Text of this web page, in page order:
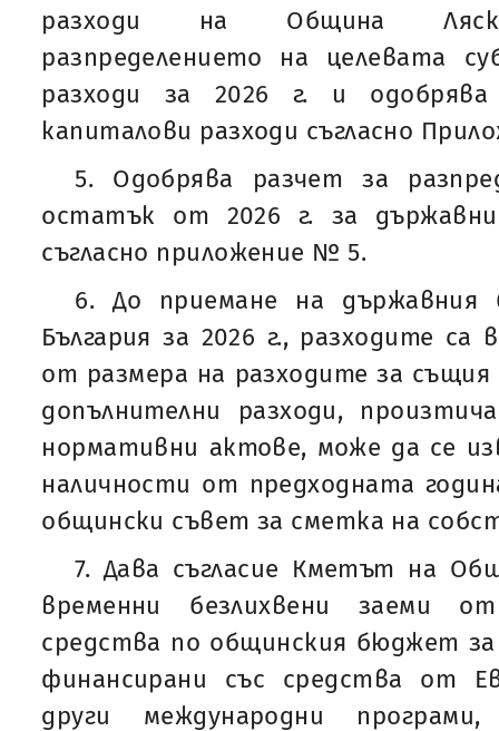
разходи на Община
разпределението на целевата
разходи за 2026 г. и
капиталови разходи съгласно
5. Одобрява разчет за
остатък от 2026 г. за
съгласно приложение № 5.
6. До приемане на държавния
България за 2026 г., разходите са
от размера на разходите за същия
допълнителни разходи,
нормативни актове, може да се
наличности от предходната
общински съвет за сметка на
7. Дава съгласие Кметът на
временни безлихвени заеми
средства по общинския бюджет
финансирани със средства от
други международни